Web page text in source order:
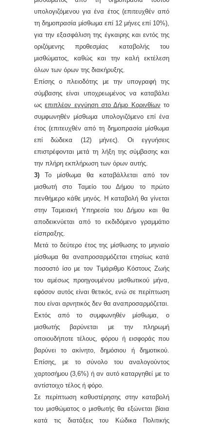
υπολογιζόμενου για ένα έτος (επιτευχθέν από
τη δημοπρασία μίσθωμα επί 12 μήνες επί 10%),
για την εξασφάλιση της έγκαιρης και εντός της
οριζόμενης προθεσμίας καταβολής του
μισθώματος, καθώς και την καλή εκτέλεση
όλων των όρων της διακήρυξης.
Επίσης ο πλειοδότης με την υπογραφή της
σύμβασης είναι υποχρεωμένος να καταβάλει
ωςεπιπλέον εγγύηση στο Δήμο Κορινθίων το
συμφωνηθέν μίσθωμα υπολογιζόμενο επί ένα
έτος (επιτευχθέν από τη δημοπρασία μίσθωμα
επί δώδεκα (12) μήνες). Οι εγγυήσεις
επιστρέφονται μετά τη λήξη της σύμβασης και
την πλήρη εκπλήρωση των όρων αυτής.
3) Το μίσθωμα θα καταβάλλεται από τον
μισθωτή στο Ταμείο του Δήμου το πρώτο
πενθήμερο κάθε μηνός. Η καταβολή θα γίνεται
στην Ταμειακή Υπηρεσία του Δήμου και θα
αποδεικνύεται από το εκδιδόμενο γραμμάτιο
είσπραξης.
Μετά το δεύτερο έτος της μίσθωσης το μηνιαίο
μίσθωμα θα αναπροσαρμόζεται ετησίως κατά
ποσοστό ίσο με τον Τιμάριθμο Κόστους Ζωής
του αμέσως προηγουμένου μισθωτικού μήνα,
εφόσον αυτός είναι θετικός, ενώ σε περίπτωση
που είναι αρνητικός δεν θα αναπροσαρμόζεται.
Εκτός από το συμφωνηθέν μίσθωμα, ο
μισθωτής βαρύνεται με την πληρωμή
οποιουδήποτε τέλους, φόρου ή εισφοράς που
βαρύνει το ακίνητο, δημόσιου ή δημοτικού.
Επίσης, με το σύνολο του αναλογούντος
χαρτοσήμου (3,6%) ή αν αυτό καταργηθεί με το
αντίστοιχο τέλος ή φόρο.
Σε περίπτωση καθυστέρησης στην καταβολή
του μισθώματος ο μισθωτής θα εξώνεται βίαια
κατά τις διατάξεις του Κώδικα Πολιτικής